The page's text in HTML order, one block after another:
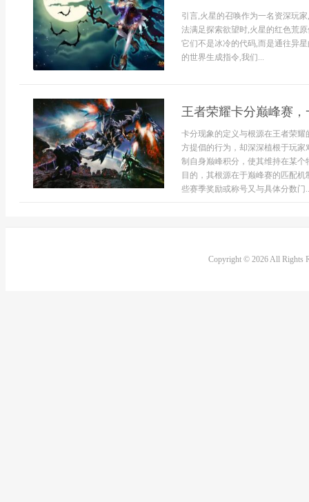
引言,火星的召唤作为一名资深玩
法满足探索欲望时,火星的红色荒
它们不是冰冷的代码,而是通往异
的世界生成指令,我们...
王者荣耀卡分巅峰赛
卡分现象的定义与根源在王者荣
方提倡的行为，却深深植根于玩
制自身巅峰积分，使其维持在某
目的，其根源在于巅峰赛的匹配
些赛季奖励或称号又与具体分数门
Copyright © 2026 All Rights